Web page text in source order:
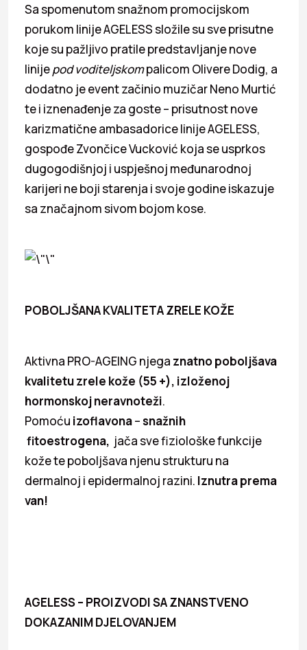
Sa spomenutom snažnom promocijskom
porukom linije AGELESS složile su sve prisutne
koje su pažljivo pratile predstavljanje nove
linijepod voditeljskompalicom Olivere Dodig, a
dodatno je event začinio muzičar Neno Murtić
te i iznenađenje za goste – prisutnost nove
karizmatične ambasadorice linije AGELESS,
gospođe Zvončice Vucković koja se usprkos
dugogodišnjoj i uspješnoj međunarodnoj
karijeri ne boji starenja i svoje godine iskazuje
sa značajnom sivom bojom kose.
POBOLJŠANA KVALITETA ZRELE KOŽE
Aktivna PRO-AGEING njega znatno poboljšava
kvalitetu zrele kože (55 +), izloženoj
hormonskoj neravnoteži.
Pomoću izoflavona–snažnih
fitoestrogena, jača sve fiziološke funkcije
kože te poboljšava njenu strukturu na
dermalnoj i epidermalnoj razini. Iznutra prema
van!
AGELESS – PROIZVODI SA ZNANSTVENO
DOKAZANIM DJELOVANJEM